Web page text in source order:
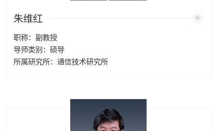
朱维红
职称：副教授
导师类别：硕导
所属研究所：通信技术研究所